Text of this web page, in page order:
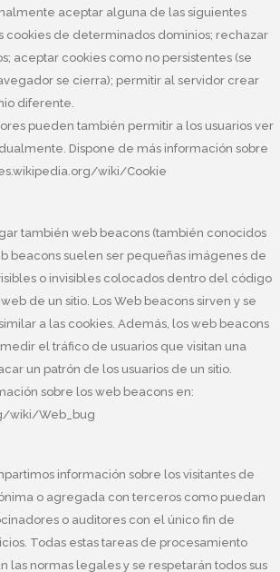
aceptar alguna de las siguientes
cookies de determinados dominios; rechazar
aceptar cookies como no persistentes (se
se cierra); permitir al servidor crear
diferente.
pueden también permitir a los usuarios ver
Dispone de más información sobre
wiki/Cookie
también web beacons (también conocidos
beacons suelen ser pequeñas imágenes de
o invisibles colocados dentro del código
de un sitio. Los Web beacons sirven y se
a las cookies. Además, los web beacons
el tráfico de usuarios que visitan una
un patrón de los usuarios de un sitio.
sobre los web beacons en:
wiki/Web_bug
información sobre los visitantes de
o agregada con terceros como puedan
o auditores con el único fin de
Todas estas tareas de procesamiento
las normas legales y se respetarán todos sus